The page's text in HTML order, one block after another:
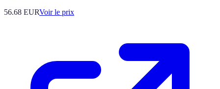
56.68 EURVoir le prix